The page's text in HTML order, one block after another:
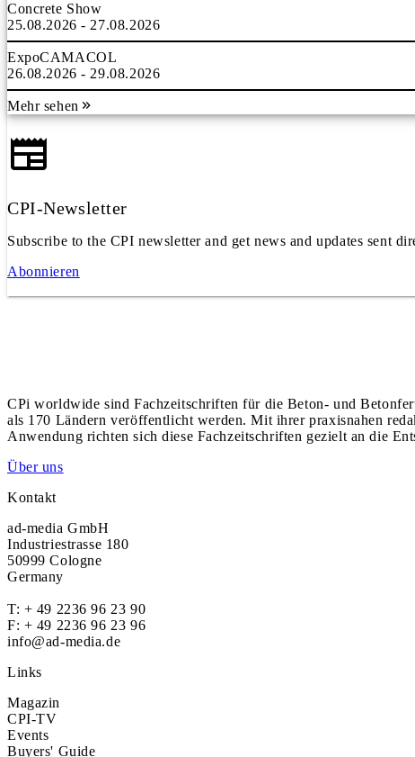
Concrete Show
25.08.2026 - 27.08.2026
ExpoCAMACOL
26.08.2026 - 29.08.2026
Mehr sehen
CPI-Newsletter
Subscribe to the CPI newsletter and get news and updates sent
Abonnieren
CPi worldwide sind Fachzeitschriften für die Beton- und
als 170 Ländern veröffentlicht werden. Mit ihrer praxisnahen
Anwendung richten sich diese Fachzeitschriften gezielt an die
Über uns
Kontakt
ad-media GmbH
Industriestrasse 180
50999 Cologne
Germany
T: + 49 2236 96 23 90
F: + 49 2236 96 23 96
info@ad-media.de
Links
Magazin
CPI-TV
Events
Buyers' Guide